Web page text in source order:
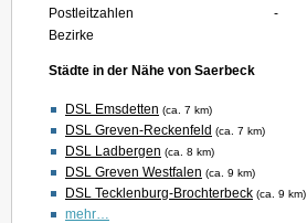
Postleitzahlen
-
Bezirke
Städte in der Nähe von Saerbeck
DSL Emsdetten (ca. 7 km)
DSL Greven-Reckenfeld (ca. 7 km)
DSL Ladbergen (ca. 8 km)
DSL Greven Westfalen (ca. 9 km)
DSL Tecklenburg-Brochterbeck (ca. 9 km)
mehr…